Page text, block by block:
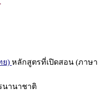
ย) หลักสูตรที่เปิดสอน (ภาษา
นานาชาติ